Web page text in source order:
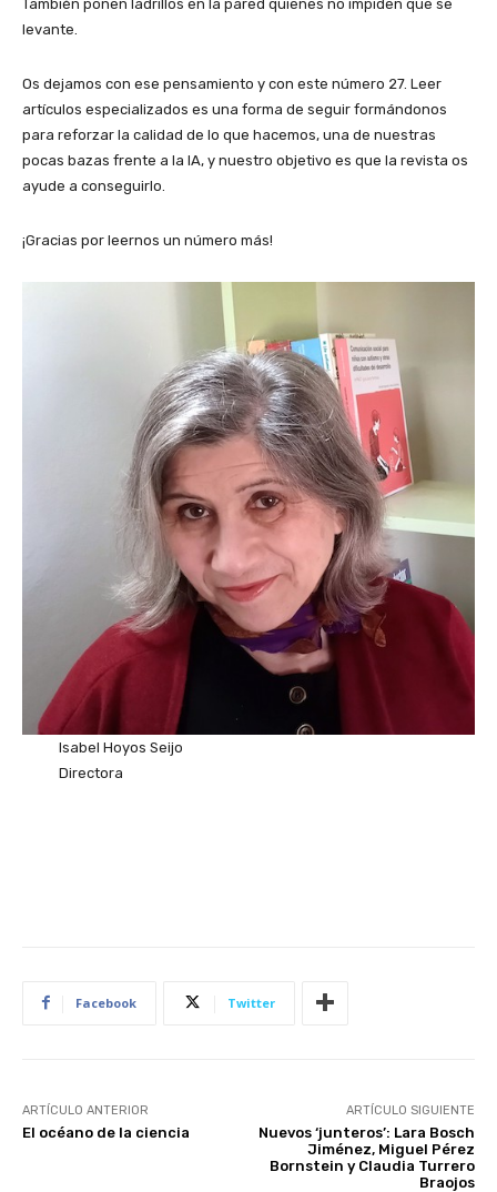
También ponen ladrillos en la pared quienes no impiden que se
levante.
Os dejamos con ese pensamiento y con este número 27. Leer
artículos especializados es una forma de seguir formándonos
para reforzar la calidad de lo que hacemos, una de nuestras
pocas bazas frente a la IA, y nuestro objetivo es que la revista os
ayude a conseguirlo.
¡Gracias por leernos un número más!
Isabel Hoyos Seijo
Directora
Facebook Twitter
ARTÍCULO ANTERIOR
El océano de la ciencia
ARTÍCULO SIGUIENTE
Nuevos ‘junteros’: Lara Bosch
Jiménez, Miguel Pérez
Bornstein y Claudia Turrero
Braojos